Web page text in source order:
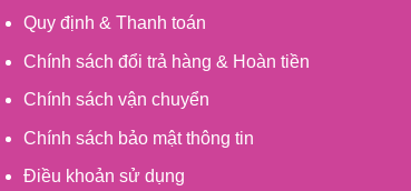
Quy định & Thanh toán
Chính sách đổi trả hàng & Hoàn tiền
Chính sách vận chuyển
Chính sách bảo mật thông tin
Điều khoản sử dụng